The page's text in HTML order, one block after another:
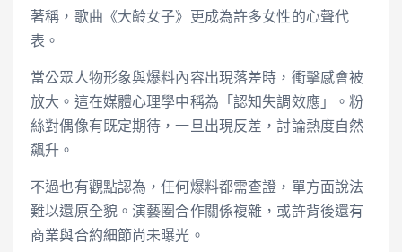
著稱，歌曲《大齡女子》更成為許多女性的心聲代
表。
當公眾人物形象與爆料內容出現落差時，衝擊感會被
放大。這在媒體心理學中稱為「認知失調效應」。粉
絲對偶像有既定期待，一旦出現反差，討論熱度自然
飆升。
不過也有觀點認為，任何爆料都需查證，單方面說法
難以還原全貌。演藝圈合作關係複雜，或許背後還有
商業與合約細節尚未曝光。